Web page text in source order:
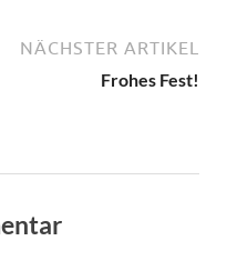
NÄCHSTER ARTIKEL
Frohes Fest!